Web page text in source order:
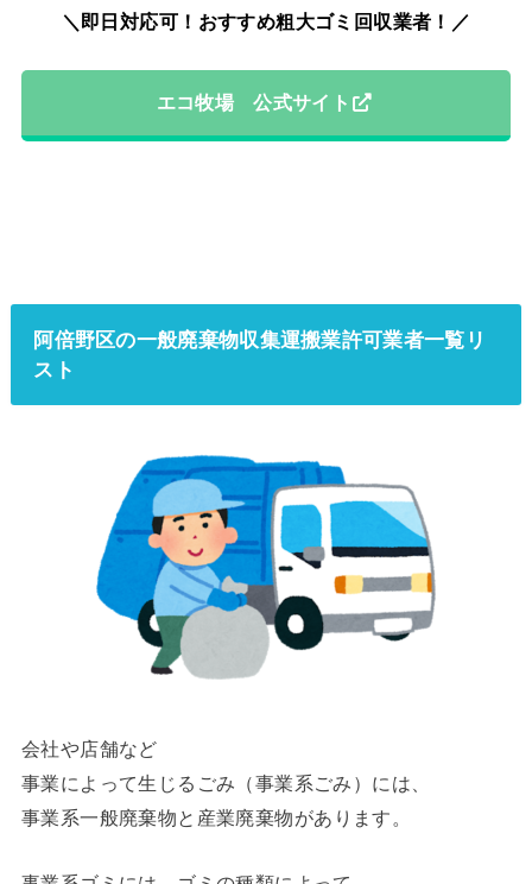
＼即日対応可！おすすめ粗大ゴミ回収業者！／
エコ牧場 公式サイト
阿倍野区の一般廃棄物収集運搬業許可業者一覧リ
スト
会社や店舗など
事業によって生じるごみ（事業系ごみ）には、
事業系一般廃棄物と 産業廃棄物があります。